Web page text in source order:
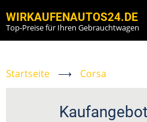
zum
Inhalt
WIRKAUFENAUTOS24.DE
Top-Preise für Ihren Gebrauchtwagen
Startseite ⟶ Corsa